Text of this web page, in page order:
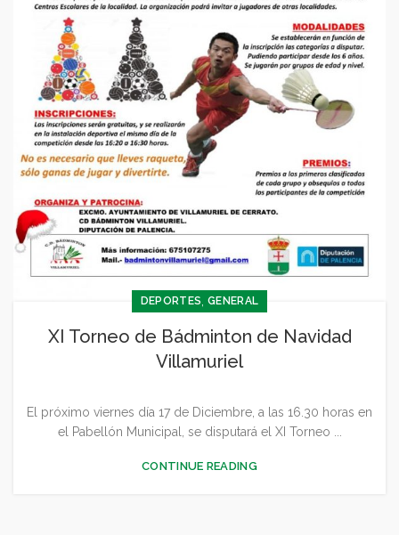
DEPORTES,GENERAL
XI Torneo de Bádminton de Navidad
Villamuriel
El próximo viernes día 17 de Diciembre, a las 16.30 horas en
el Pabellón Municipal, se disputará el XI Torneo ...
CONTINUE READING